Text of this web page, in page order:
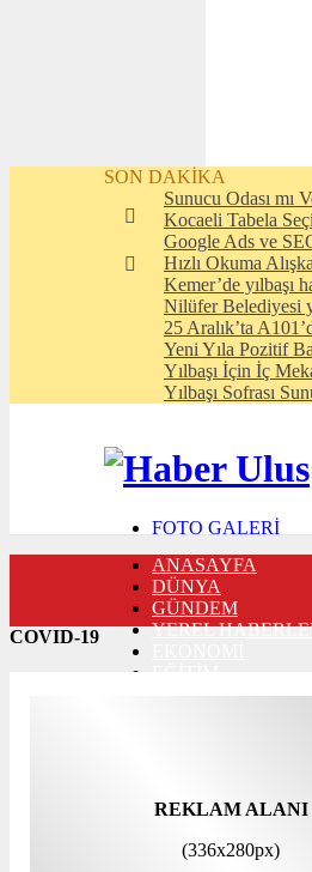
SON DAKİKA
Sunucu Odası mı
Kocaeli Tabela
Google Ads ve
Hızlı Okuma
Kemer’de yılbaşı
Nilüfer Belediyesi
25 Aralık’ta
Yeni Yıla Pozitif
Yılbaşı İçin İç
Yılbaşı Sofrası
FOTO GALERİ
TRAFİK DURUMU
NÖBETÇİ
CANLI SONUÇLAR
ANASAYFA
DÜNYA
GÜNDEM
YEREL
MAGAZİN
TEKNOLOJİ
COVID-19
REKLAM ALANI
(336x280px)